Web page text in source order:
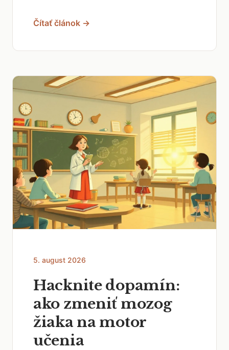
Čítať článok →
5. august 2026
Hacknite dopamín:
ako zmeniť mozog
žiaka na motor
učenia